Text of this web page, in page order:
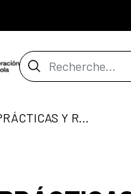
Barre de
ECOS EXPERIENCIAS, PRÁCTICAS Y REFLEJOS